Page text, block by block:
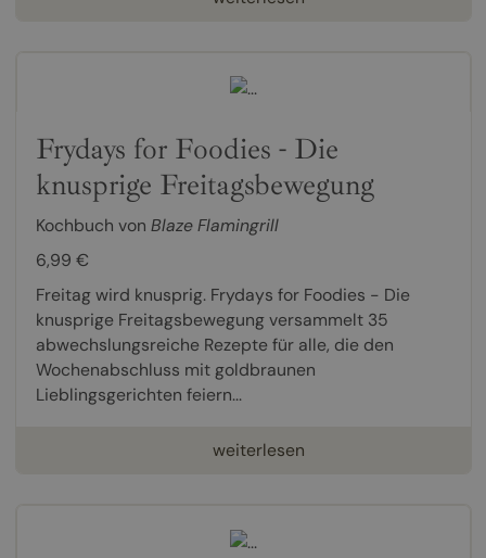
Frydays for Foodies - Die
knusprige Freitagsbewegung
Kochbuch von Blaze Flamingrill
6,99 €
Freitag wird knusprig. Frydays for Foodies - Die
knusprige Freitagsbewegung versammelt 35
abwechslungsreiche Rezepte für alle, die den
Wochenabschluss mit goldbraunen
Lieblingsgerichten feiern...
weiterlesen